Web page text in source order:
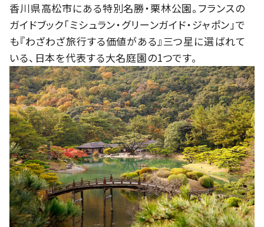
香川県高松市にある特別名勝・栗林公園。フランスの
ガイドブック「ミシュラン・グリーンガイド・ジャポン」で
も『わざわざ旅行する価値がある』三つ星に選ばれて
いる、日本を代表する大名庭園の1つです。